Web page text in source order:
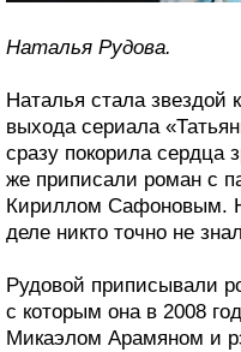
Наталья Рудова.
Наталья стала звездой
выхода сериала
сразу покорила сердца
же приписали роман с
Кириллом Сафоновым.
деле никто точно не
Рудовой приписывали
с которым она в 2008
Микаэлом Арамяном и